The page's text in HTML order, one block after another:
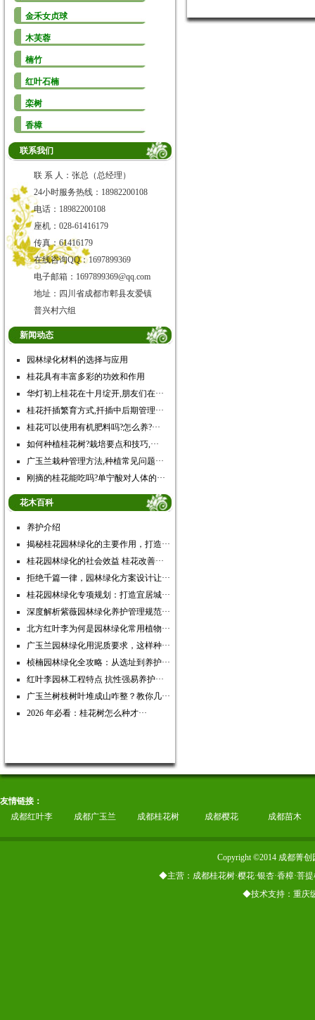
金禾女贞球
木芙蓉
楠竹
红叶石楠
栾树
香樟
联系我们
联 系 人：张总（总经理）
24小时服务热线：18982200108
电话：18982200108
座机：028-61416179
传真：61416179
在线咨询QQ：1697899369
电子邮箱：1697899369@qq.com
地址：四川省成都市郫县友爱镇
普兴村六组
新闻动态
园林绿化材料的选择与应用
桂花具有丰富多彩的功效和作用
华灯初上桂花在十月绽开,朋友们在···
桂花扦插繁育方式,扦插中后期管理···
桂花可以使用有机肥料吗?怎么养?···
如何种植桂花树?栽培要点和技巧,···
广玉兰栽种管理方法,种植常见问题···
刚摘的桂花能吃吗?单宁酸对人体的···
花木百科
养护介绍
揭秘桂花园林绿化的主要作用，打造···
桂花园林绿化的社会效益 桂花改善···
拒绝千篇一律，园林绿化方案设计让···
桂花园林绿化专项规划：打造宜居城···
深度解析紫薇园林绿化养护管理规范···
北方红叶李为何是园林绿化常用植物···
广玉兰园林绿化用泥质要求，这样种···
桢楠园林绿化全攻略：从选址到养护···
红叶李园林工程特点 抗性强易养护···
广玉兰树枝树叶堆成山咋整？教你几···
2026 年必看：桂花树怎么种才···
友情链接：
成都红叶李
成都广玉兰 成都桂花树 成都樱花 成都苗木
Copyright ©2014 成都菁
◆主营：成都桂花树·樱花·银杏·香樟·菩
◆技术支持：重庆